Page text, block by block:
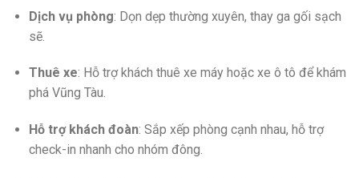
Dịch vụ phòng: Dọn dẹp thường xuyên, thay ga gối sạch
sẽ.
Thuê xe: Hỗ trợ khách thuê xe máy hoặc xe ô tô để khám
phá Vũng Tàu.
Hỗ trợ khách đoàn: Sắp xếp phòng cạnh nhau, hỗ trợ
check-in nhanh cho nhóm đông.